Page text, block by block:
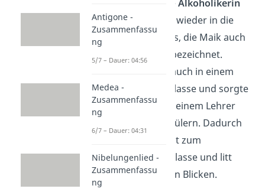
Er erzählt, dass sieAlkoholikerin
ist und immer mal wieder in die
Entzugsklinik muss, die Maik auch
als „Beautyfarm“ bezeichnet.
Davon schrieb er auch in einem
Aufsatz
in der 6. Klasse und sorgte
für Entsetzen bei seinem Lehrer
und seinen Mitschülern. Dadurch
wurde er erst recht zum
Außenseiterder Klasse und litt
unter den täglichen Blicken.
Antigone -
Zusammenfassu
ng
5/7 – Dauer: 04:56
Medea -
Zusammenfassu
ng
6/7 – Dauer: 04:31
Nibelungenlied -
Zusammenfassu
ng